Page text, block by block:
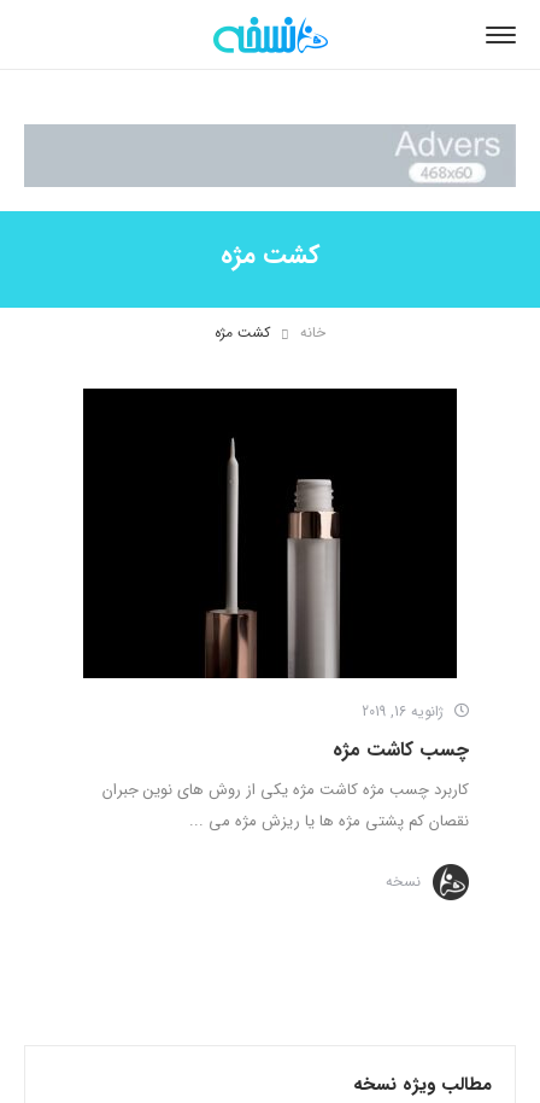
کشت مژه
خانه کشت مژه
ژانویه 16, 2019
چسب کاشت مژه
کاربرد چسب مژه کاشت مژه یکی از روش های نوین جبران
نقصان کم پشتی مژه ها یا ریزش مژه می ...
نسخه
مطالب ویژه نسخه